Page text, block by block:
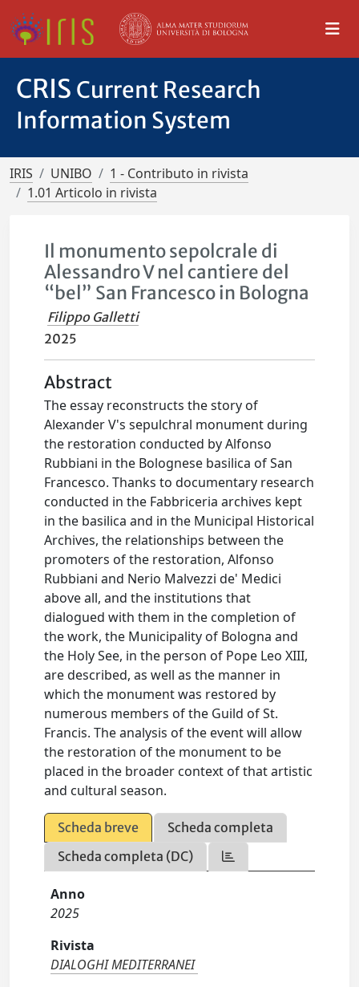
CRIS Current Research
Information System
IRIS UNIBO
1 - Contributo in rivista
1.01 Articolo in rivista
Il monumento sepolcrale di
Alessandro V nel cantiere del
“bel” San Francesco in Bologna
Filippo Galletti
2025
Abstract
The essay reconstructs the story of
Alexander V's sepulchral monument during
the restoration conducted by Alfonso
Rubbiani in the Bolognese basilica of San
Francesco. Thanks to documentary research
conducted in the Fabbriceria archives kept
in the basilica and in the Municipal Historical
Archives, the relationships between the
promoters of the restoration, Alfonso
Rubbiani and Nerio Malvezzi de' Medici
above all, and the institutions that
dialogued with them in the completion of
the work, the Municipality of Bologna and
the Holy See, in the person of Pope Leo XIII,
are described, as well as the manner in
which the monument was restored by
numerous members of the Guild of St.
Francis. The analysis of the event will allow
the restoration of the monument to be
placed in the broader context of that artistic
and cultural season.
Scheda breve
Scheda completa
Scheda completa (DC)
Anno
2025
Rivista
DIALOGHI MEDITERRANEI